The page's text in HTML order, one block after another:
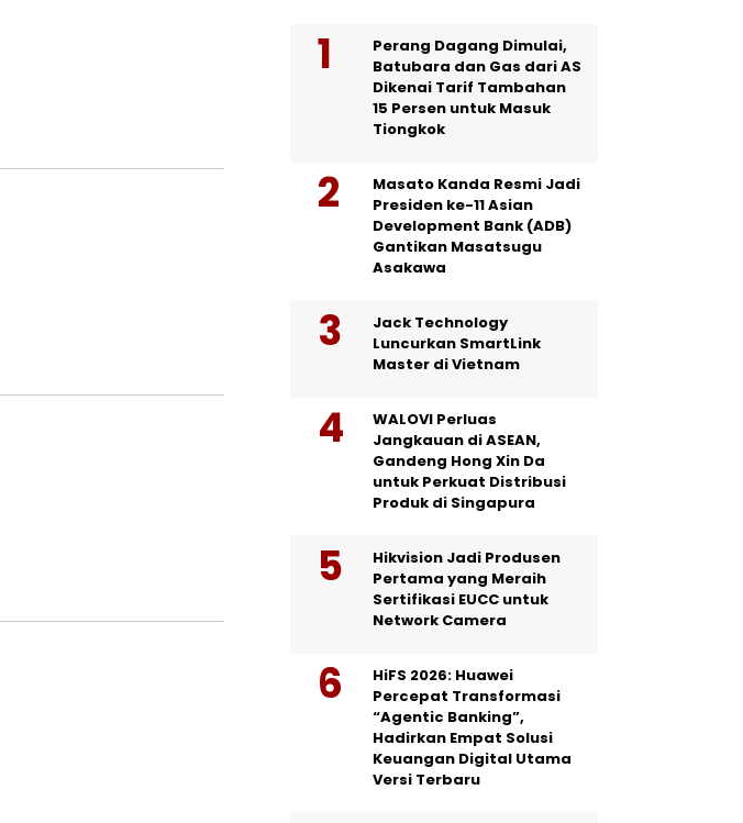
Perang Dagang Dimulai,
Batubara dan Gas dari AS
Dikenai Tarif Tambahan
15 Persen untuk Masuk
Tiongkok
Masato Kanda Resmi Jadi
Presiden ke-11 Asian
Development Bank (ADB)
Gantikan Masatsugu
Asakawa
Jack Technology
Luncurkan SmartLink
Master di Vietnam
WALOVI Perluas
Jangkauan di ASEAN,
Gandeng Hong Xin Da
untuk Perkuat Distribusi
Produk di Singapura
Hikvision Jadi Produsen
Pertama yang Meraih
Sertifikasi EUCC untuk
Network Camera
HiFS 2026: Huawei
Percepat Transformasi
“Agentic Banking”,
Hadirkan Empat Solusi
Keuangan Digital Utama
Versi Terbaru